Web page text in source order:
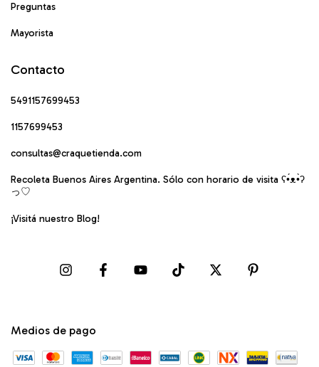
Preguntas
Mayorista
Contacto
5491157699453
1157699453
consultas@craquetienda.com
Recoleta Buenos Aires Argentina. Sólo con horario de visita ʕ•́ᴥ•̀ʔ
っ♡
¡Visitá nuestro Blog!
Medios de pago